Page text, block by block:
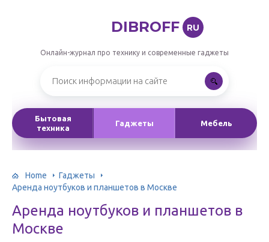
DIBROFF RU
Онлайн-журнал про технику и современные гаджеты
Бытовая
техника
Гаджеты Мебель
Home
Гаджеты
Аренда ноутбуков и планшетов в Москве
Аренда ноутбуков и планшетов в
Москве